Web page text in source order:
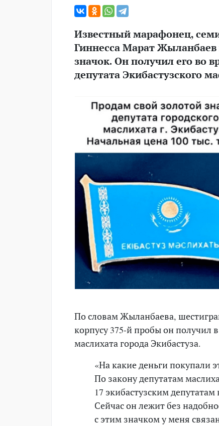
Известный марафонец,
Гиннесса Марат
значок. Он получил его во
депутата Экибастузского
По словам Жыланбаева,
корпусу 375-й пробы он получил
маслихата города Экибастуза.
«На какие деньги покупали
По закону депутатам
17 экибастузским
Сейчас он лежит без
с этим значком у меня